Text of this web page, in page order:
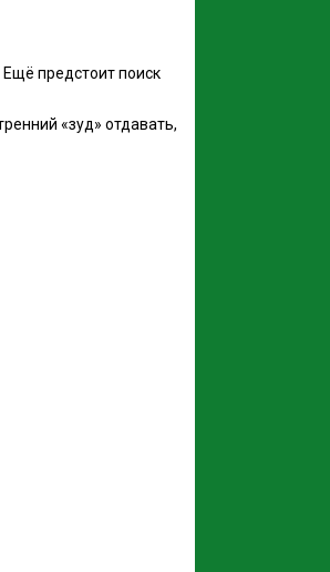
Ещё предстоит поиск
«зуд» отдавать,